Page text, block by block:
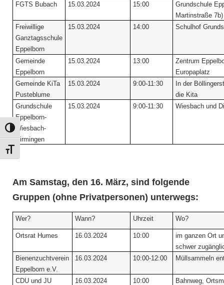
Umschalten auf hohe Kontraste
Schrift vergrößern
FGTS Bubach
15.03.2024 15:00
Grundschule
Martinstraße 7b)
Freiwillige
Ganztagsschule
Eppelborn
15.03.2024 14:00 Schulhof
Gemeinde
Eppelborn
15.03.2024 13:00
Zentrum
Europaplatz
Gemeinde KiTa
Pusteblume
15.03.2024 9:00-11:30
In der
die Kita
Grundschule
Eppelborn-
Wiesbach-
Dirmingen
15.03.2024 9:00-11:30 Wiesbach und
Am Samstag, den 16. März, sind folgende
Gruppen (ohne Privatpersonen) unterwegs:
Wer? Wann? Uhrzeit Wo?
Ortsrat Humes 16.03.2024 10:00
im ganzen Ort
schwer
Bienenzuchtverein
Eppelborn e.V.
16.03.2024 10:00-12:00 Müllsammeln
CDU und JU
16.03.2024 10:00 Bahnweg,